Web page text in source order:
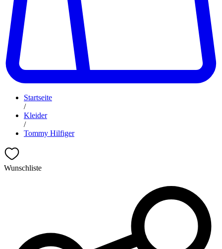
Startseite
/
Kleider
/
Tommy Hilfiger
Wunschliste